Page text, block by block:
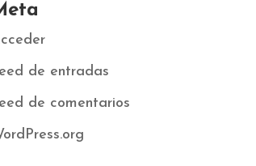
de entradas
de comentarios